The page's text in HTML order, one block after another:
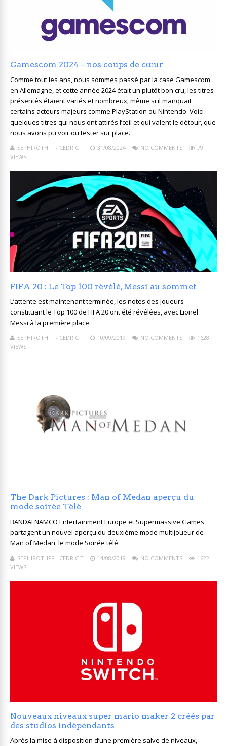
Gamescom 2024 – nos coups de cœur
Comme tout les ans, nous sommes passé par la case Gamescom
en Allemagne, et cette année 2024 était un plutôt bon cru, les titres
présentés étaient variés et nombreux; même si il manquait
certains acteurs majeurs comme PlayStation ou Nintendo. Voici
quelques titres qui nous ont attirés l’œil et qui valent le détour, que
nous avons pu voir ou tester sur place.
SEPHIROTHFF - CEDRIC T 31/08/2024 NO COMMENTS
79
VIEWS
FIFA 20 : Le Top 100 révélé, Messi au sommet
L’attente est maintenant terminée, les notes des joueurs
constituant le Top 100 de FIFA 20 ont été révélées, avec Lionel
Messi à la première place.
SEPHIROTHFF - CEDRIC T 10/09/2019 NO COMMENTS
1628
VIEWS
The Dark Pictures : Man of Medan aperçu du
mode soirée Télé
BANDAI NAMCO Entertainment Europe et Supermassive Games
partagent un nouvel aperçu du deuxième mode multijoueur de
Man of Medan, le mode Soirée télé.
SEPHIROTHFF - CEDRIC T 14/08/2019 NO COMMENTS
1622
VIEWS
Nouveaux niveaux super mario maker 2 créés par
des studios indépendants
Après la mise à disposition d’une première salve de niveaux,